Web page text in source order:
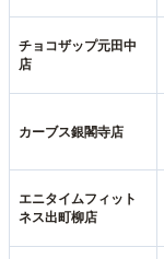
チョコザップ元田中
店
カーブス銀閣寺店
エニタイムフィット
ネス出町柳店